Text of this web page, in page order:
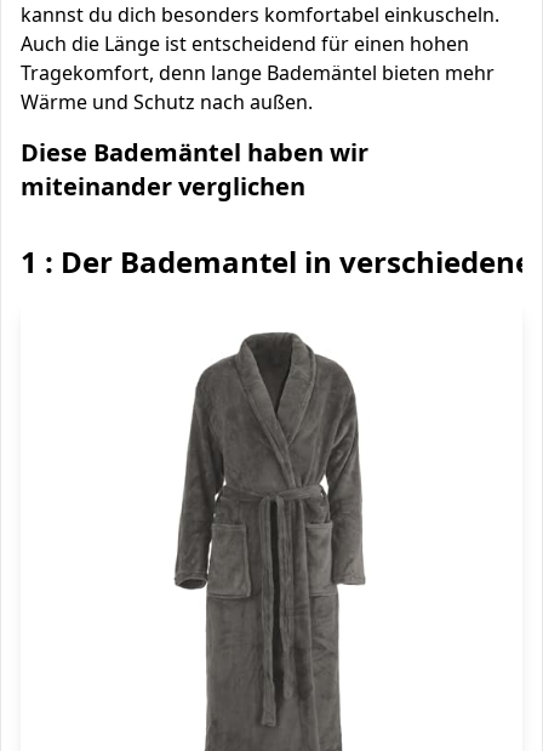
kannst du dich besonders komfortabel einkuscheln.
Auch die Länge ist entscheidend für einen hohen
Tragekomfort, denn lange Bademäntel bieten mehr
Wärme und Schutz nach außen.
Diese Bademäntel haben wir
miteinander verglichen
1 : Der Bademantel in